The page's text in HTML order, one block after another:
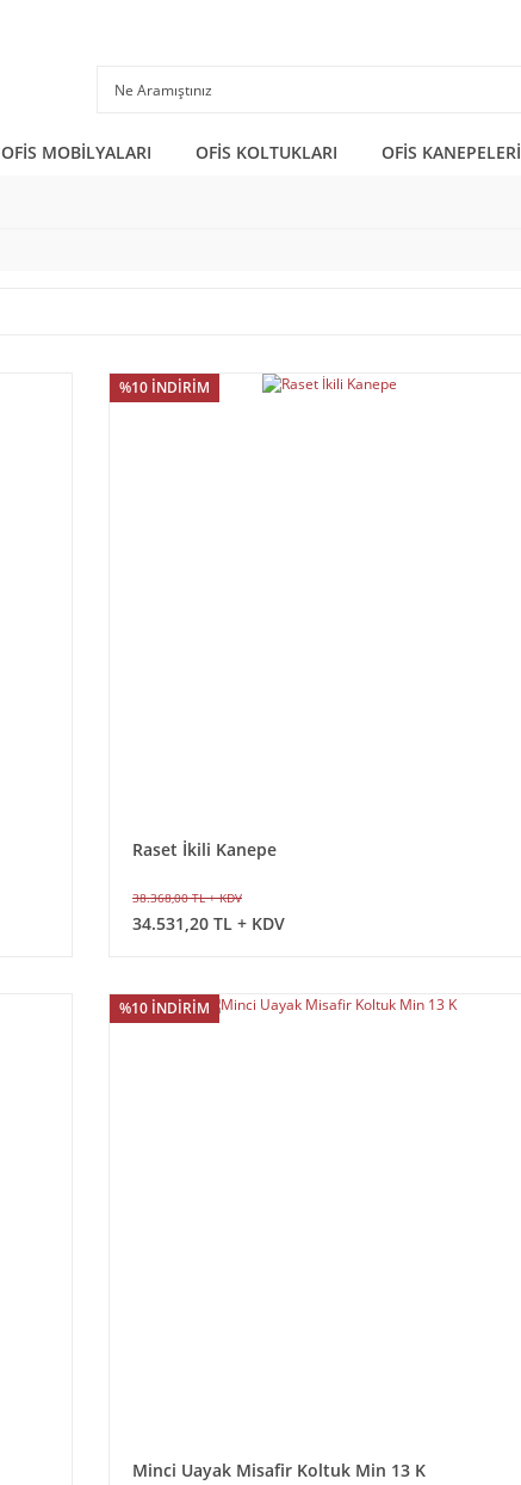
OFİS MOBİLYALARI OFİS KOLTUKLARI OFİS KANEPELERİ
%10 İNDİRİM
Raset İkili Kanepe
38.368,00 TL + KDV
34.531,20 TL + KDV
%10 İNDİRİM
Minci Uayak Misafir Koltuk Min 13 K